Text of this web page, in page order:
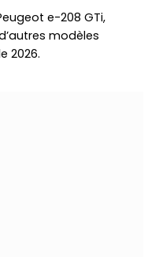
e-208 GTi,
modèles
2026.